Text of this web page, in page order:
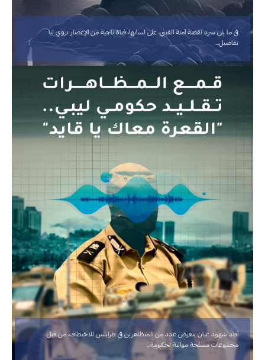
في ما يلي سرد لقصة آمنة الغيثي، على لسانها، فتاة ناجية من الإعصار تروي لنا
تفاصيل…
أفاد شهود عيان بتعرض عدد من المتظاهرين في طرابلس للاختطاف، من قبل
مجموعات مسلحة موالية لحكومة…